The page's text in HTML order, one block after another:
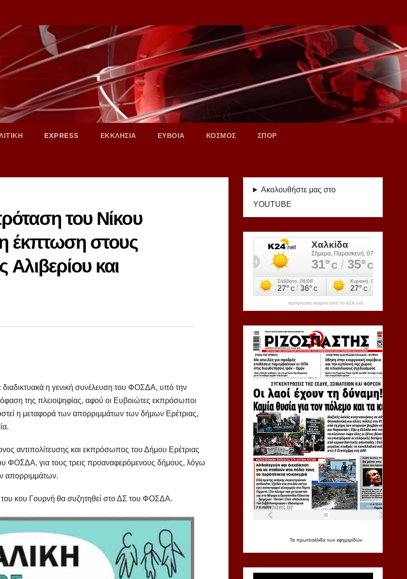
EXPRESS ΕΚΚΛΗΣΙΑ ΕΥΒΟΙΑ ΚΟΣΜΟΣ ΣΠΟΡ
του Νίκου
έκπτωση στους
και
η γενική συνέλευση του ΦΟΣΔΑ, υπό την
της πλειοψηφίας, αφού οι Ευβοιώτες εκπρόσωποι
η μεταφορά των απορριμμάτων των δήμων Ερέτριας,
αντιπολίτευσης και εκπρόσωπος του Δήμου Ερέτριας
ΦΟΣΔΑ, για τους τρεις προαναφερόμενους δήμους, λόγω
απορριμμάτων.
κου Γουρνή θα συζητηθεί στο ΔΣ του ΦΟΣΔΑ.
Ακολουθήστε μας στο
YOUTUBE
πρόγνωση καιρού από το k24.net
Τα πρωτοσέλιδα των εφημερίδων